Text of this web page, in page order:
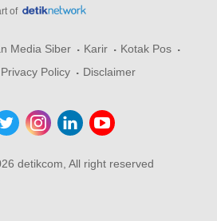
of
Media Siber Karir
Kotak Pos
Privacy Policy Disclaimer
detikcom, All right reserved